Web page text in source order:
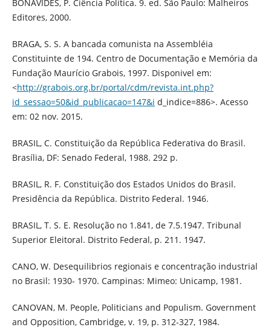
BONAVIDES, P. Ciência Política. 9. ed. São Paulo: Malheiros
Editores, 2000.
BRAGA, S. S. A bancada comunista na Assembléia
Constituinte de 194. Centro de Documentação e Memória da
Fundação Maurício Grabois, 1997. Disponivel em:
<http://grabois.org.br/portal/cdm/revista.int.php?
id_sessao=50&id_publicacao=147&i d_indice=886>. Acesso
em: 02 nov. 2015.
BRASIL, C. Constituição da República Federativa do Brasil.
Brasília, DF: Senado Federal, 1988. 292 p.
BRASIL, R. F. Constituição dos Estados Unidos do Brasil.
Presidência da República. Distrito Federal. 1946.
BRASIL, T. S. E. Resolução no 1.841, de 7.5.1947. Tribunal
Superior Eleitoral. Distrito Federal, p. 211. 1947.
CANO, W. Desequilibrios regionais e concentração industrial
no Brasil: 1930- 1970. Campinas: Mimeo: Unicamp, 1981.
CANOVAN, M. People, Politicians and Populism. Government
and Opposition, Cambridge, v. 19, p. 312-327, 1984.